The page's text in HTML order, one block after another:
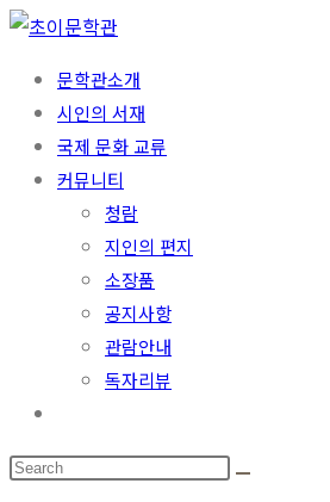
문학관소개
시인의 서재
국제 문화 교류
커뮤니티
청람
지인의 편지
소장품
공지사항
관람안내
독자리뷰